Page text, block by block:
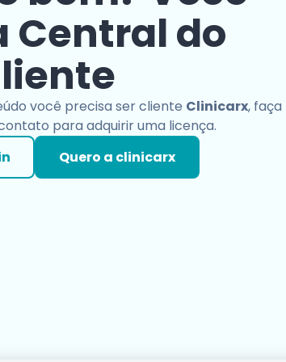
Central do
você precisa ser cliente Clinicarx, faça
para adquirir uma licença.
Quero a clinicarx